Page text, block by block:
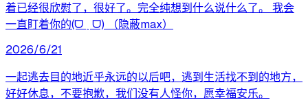
着已经很欣慰了，很好了。完全纯想到什么说什么了。 我会
一直盯着你的(ᗜ ˰ ᗜ) （隐蔽max）
2026/6/21
一起逃去目的地近乎永远的以后吧，逃到生活找不到的地方，
好好休息，不要抱歉，我们没有人怪你，愿幸福安乐。